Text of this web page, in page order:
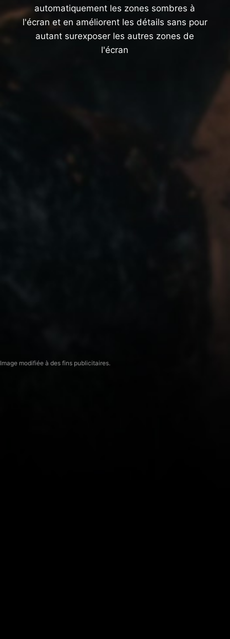
automatiquement les zones sombres à
l'écran et en améliorent les détails sans pour
autant surexposer les autres zones de
l'écran
Image modifiée à des fins publicitaires.